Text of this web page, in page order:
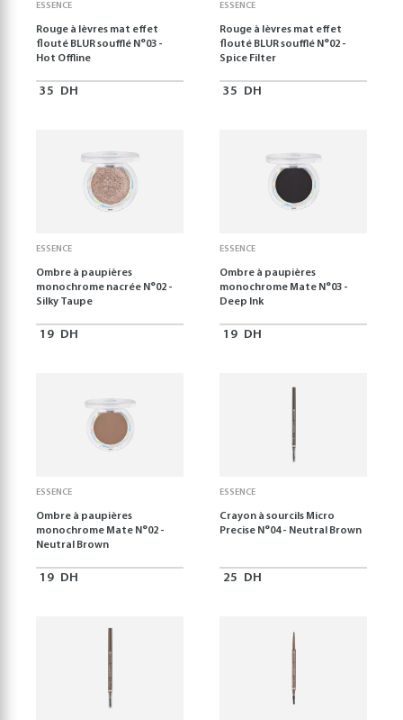
ESSENCE
Rouge à lèvres mat effet
flouté BLUR soufflé N°03 -
Hot Offline
35 DH
ESSENCE
Rouge à lèvres mat effet
flouté BLUR soufflé N°02 -
Spice Filter
35 DH
ESSENCE
Ombre à paupières
monochrome nacrée N°02 -
Silky Taupe
19 DH
ESSENCE
Ombre à paupières
monochrome Mate N°03 -
Deep Ink
19 DH
ESSENCE
Ombre à paupières
monochrome Mate N°02 -
Neutral Brown
19 DH
ESSENCE
Crayon à sourcils Micro
Precise N°04 - Neutral Brown
25 DH